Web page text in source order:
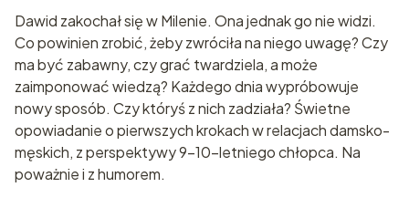
Dawid zakochał się w Milenie. Ona jednak go nie widzi.
Co powinien zrobić, żeby zwróciła na niego uwagę? Czy
ma być zabawny, czy grać twardziela, a może
zaimponować wiedzą? Każdego dnia wypróbowuje
nowy sposób. Czy któryś z nich zadziała? Świetne
opowiadanie o pierwszych krokach w relacjach damsko-
męskich, z perspektywy 9-10-letniego chłopca. Na
poważnie i z humorem.